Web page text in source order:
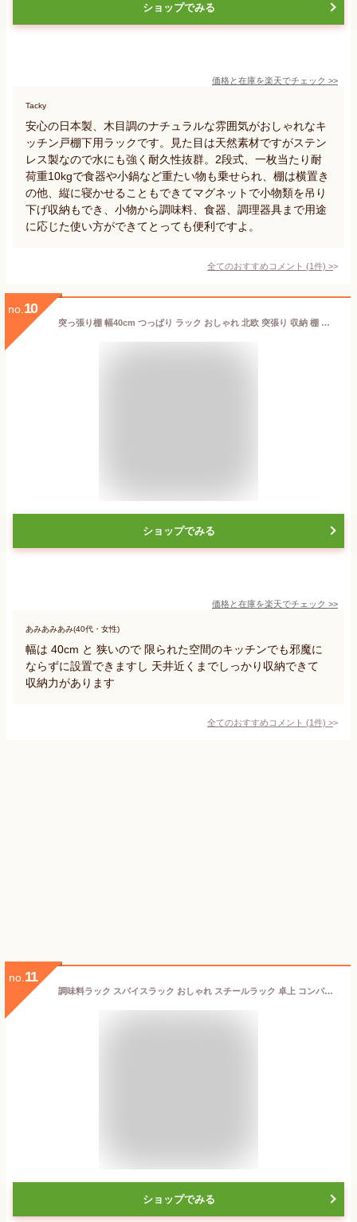
ショップでみる
価格と在庫を楽天でチェック >>
Tacky
安心の日本製、木目調のナチュラルな雰囲気がおしゃれなキ
ッチン戸棚下用ラックです。見た目は天然素材ですがステン
レス製なので水にも強く耐久性抜群。2段式、一枚当たり耐
荷重10kgで食器や小鍋など重たい物も乗せられ、棚は横置き
の他、縦に寝かせることもできてマグネットで小物類を吊り
下げ収納もでき、小物から調味料、食器、調理器具まで用途
に応じた使い方ができてとっても便利ですよ。
全てのおすすめコメント (1件) >
no. 10
突っ張り棚 幅40cm つっぱり ラック おしゃれ 北欧 突張り 収納 棚 パーテーション 間仕切り ウォールシェルフ 壁 引っ掛け 引掛け 高さ調整 調節 段差 伸縮 木製 壁面収納 キッチン 玄関(代引不可)【送料無料】
ショップでみる
価格と在庫を楽天でチェック >>
あみあみあみ(40代・女性)
幅は 40cm と 狭いので 限られた空間のキッチンでも邪魔に
ならずに設置できますし 天井近くまでしっかり収納できて
収納力があります
全てのおすすめコメント (1件) >
no. 11
調味料ラック スパイスラック おしゃれ スチールラック 卓上 コンパクト スリム 省くスペース キッチン シンク下 ルミナス luminous 突っ張り 幅35 奥行13 高さ74〜110cm 3段 CM35TP-3
ショップでみる